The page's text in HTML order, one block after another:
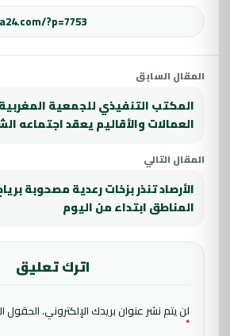
المقال السابق
المكتب التنفيذي للجمعية
العمالات والأقاليم يعقد اجتماعه
المقال التالي
الأرصاد تنذر بزخات رعدية مصحوبة
المناطق ابتداء من اليوم
اترك تعليق
لن يتم نشر عنوان بريدك الإلكتروني.الحقول
*